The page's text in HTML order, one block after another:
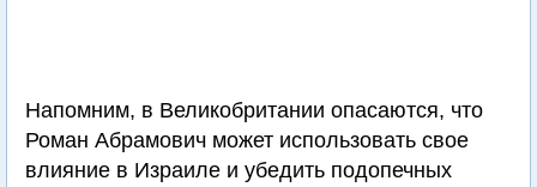
Напомним, в Великобритании опасаются, что
Роман Абрамович может использовать свое
влияние в Израиле и убедить подопечных